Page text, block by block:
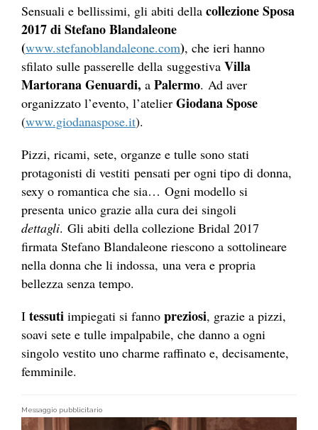
Sensuali e bellissimi, gli abiti della collezione Sposa
2017 di Stefano Blandaleone
(www.stefanoblandaleone.com), che ieri hanno
sfilato sulle passerelle della suggestiva Villa
Martorana Genuardi, a Palermo. Ad aver
organizzato l’evento, l’atelier Giodana Spose
(www.giodanaspose.it).
Pizzi, ricami, sete, organze e tulle sono stati
protagonisti di vestiti pensati per ogni tipo di donna,
sexy o romantica che sia… Ogni modello si
presenta unico grazie alla cura dei singoli
dettagli. Gli abiti della collezione Bridal 2017
firmata Stefano Blandaleone riescono a sottolineare
nella donna che li indossa, una vera e propria
bellezza senza tempo.
I tessuti impiegati si fanno preziosi, grazie a pizzi,
soavi sete e tulle impalpabile, che danno a ogni
singolo vestito uno charme raffinato e, decisamente,
femminile.
Messaggio pubblicitario